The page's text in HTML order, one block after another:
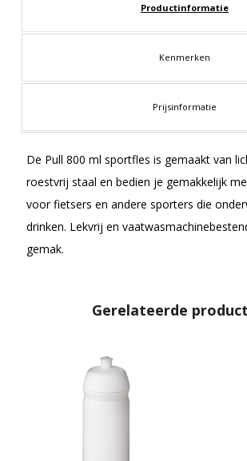
Productinformatie
Kenmerken
Prijsinformatie
De Pull 800 ml sportfles is gemaakt van
roestvrij staal en bedien je gemakkelijk
voor fietsers en andere sporters die
drinken. Lekvrij en
gemak.
Gerelateerde